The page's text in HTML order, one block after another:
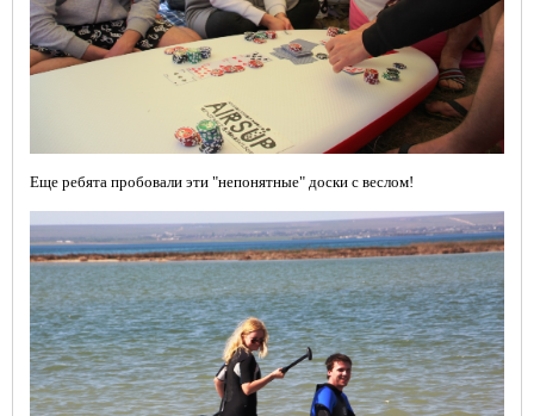
Еще ребята пробовали эти "непонятные" доски с веслом!